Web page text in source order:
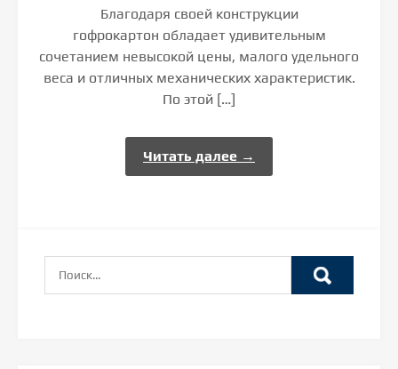
Благодаря своей конструкции
гофрокартон обладает удивительным
сочетанием невысокой цены, малого удельного
веса и отличных механических характеристик.
По этой […]
Читать далее →